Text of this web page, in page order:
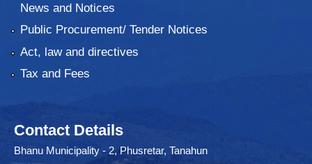
News and Notices
Public Procurement/ Tender Notices
Act, law and directives
Tax and Fees
Contact Details
Bhanu Municipality - 2, Phusretar, Tanahun